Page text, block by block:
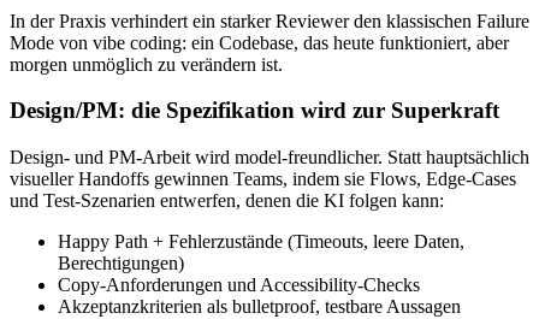
In der Praxis verhindert ein starker Reviewer den klassischen Failure
Mode von vibe coding: ein Codebase, das heute funktioniert, aber
morgen unmöglich zu verändern ist.
Design/PM: die Spezifikation wird zur Superkraft
Design- und PM-Arbeit wird model-freundlicher. Statt hauptsächlich
visueller Handoffs gewinnen Teams, indem sie Flows, Edge-Cases
und Test-Szenarien entwerfen, denen die KI folgen kann:
Happy Path + Fehlerzustände (Timeouts, leere Daten,
Berechtigungen)
Copy-Anforderungen und Accessibility-Checks
Akzeptanzkriterien als bulletproof, testbare Aussagen